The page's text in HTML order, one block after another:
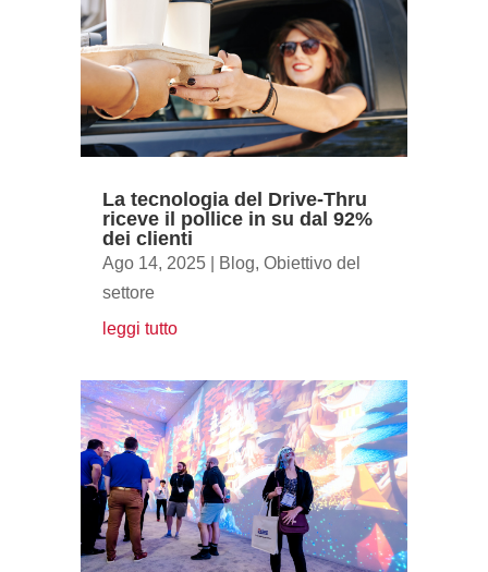
La tecnologia del Drive-Thru
riceve il pollice in su dal 92%
dei clienti
Ago 14, 2025| Blog, Obiettivo del
settore
leggi tutto